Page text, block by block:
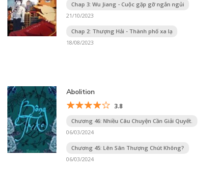
Chap 3: Wu Jiang - Cuộc gặp gỡ ngắn ngủi
21/10/2023
Chap 2: Thượng Hải - Thành phố xa lạ
18/08/2023
Abolition
3.8
Chương 46: Nhiều Câu Chuyện Cần Giải Quyết.
06/03/2024
Chương 45: Lên Sân Thượng Chút Không?
06/03/2024